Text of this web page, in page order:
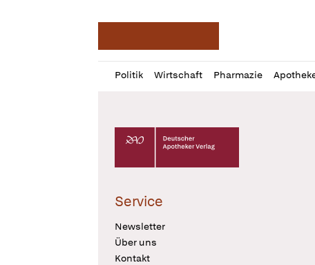
Politik Wirtschaft Pharmazie
Profil
öffnen
Daz
Pur
Deutscher Apotheker Verlag Logo
Service
Newsletter
Über uns
Kontakt